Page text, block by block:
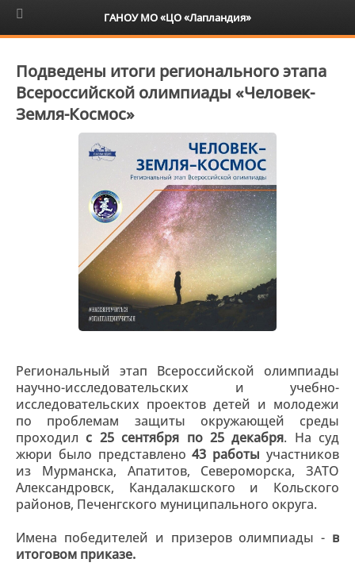
6+
Подведены итоги регионального этапа
Всероссийской олимпиады «Человек-
Земля-Космос»
Региональный этап Всероссийской олимпиады
научно-исследовательских и учебно-
исследовательских проектов детей и молодежи
по проблемам защиты окружающей среды
проходил с 25 сентября по 25 декабря. На суд
жюри было представлено43 работы участников
из Мурманска, Апатитов, Североморска, ЗАТО
Александровск, Кандалакшского и Кольского
районов, Печенгского муниципального округа.
Имена победителей и призеров олимпиады - в
итоговом приказе.
ГАНОУ МО «ЦО «Лапландия»